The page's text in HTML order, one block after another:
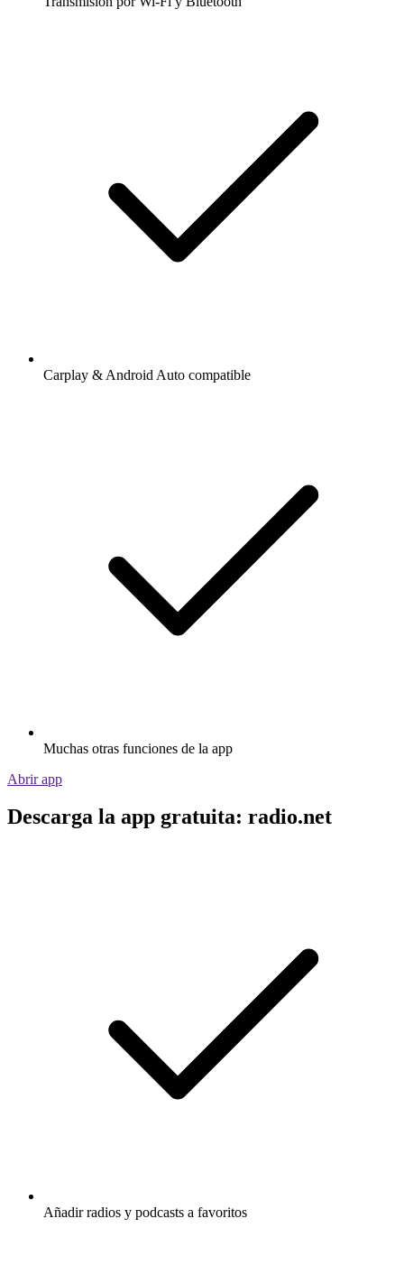
Carplay & Android Auto compatible
Muchas otras funciones de la app
Abrir app
Descarga la app gratuita: radio.net
Añadir radios y podcasts a favoritos